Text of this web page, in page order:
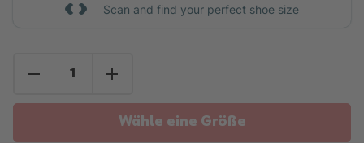
Scan and find your perfect shoe size
Wähle eine Größe